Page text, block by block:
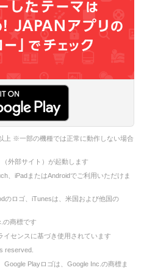
上 ※一部の機種では正常に動作しない場合
外部サイト）が起動します
、iPadまたはAndroidでご利用いただけま
のロゴ、iTunesは、米国および他国の
の商標です
イセンスに基づき使用されています
reserved.
Google Playロゴは、Google Inc.の商標ま